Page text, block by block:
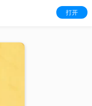
打开